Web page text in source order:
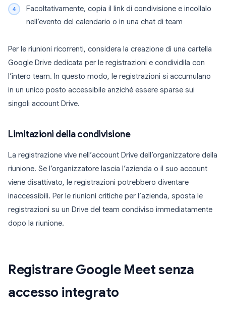
Facoltativamente, copia il link di condivisione e incollalo
nell’evento del calendario o in una chat di team
Per le riunioni ricorrenti, considera la creazione di una cartella
Google Drive dedicata per le registrazioni e condividila con
l’intero team. In questo modo, le registrazioni si accumulano
in un unico posto accessibile anziché essere sparse sui
singoli account Drive.
Limitazioni della condivisione
La registrazione vive nell’account Drive dell’organizzatore della
riunione. Se l’organizzatore lascia l’azienda o il suo account
viene disattivato, le registrazioni potrebbero diventare
inaccessibili. Per le riunioni critiche per l’azienda, sposta le
registrazioni su un Drive del team condiviso immediatamente
dopo la riunione.
Registrare Google Meet senza
accesso integrato